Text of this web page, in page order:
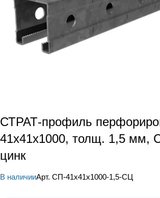
СТРАТ-профиль
41х41х1000, толщ. 1,5 мм,
цинк
В наличииАрт. СП-41х41х1000-1,5-СЦ